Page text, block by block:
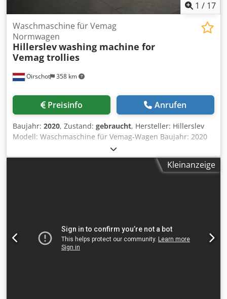
1 / 17
Oirschot 358 km
Waschmaschine für Vemag
Normwagen
Hillerslevwashing machine for
Vemag trollies
Preisinfo Anrufen
Baujahr: 2020, Zustand: gebraucht, Hersteller: Hillerslev
Modell: Waschmaschine für Vemag-Wagen Baujahr: 2020
Zustand: Gebraucht Seriennummer: 3665A-2020 Lager-Nr.:
3391 Kapazität: 40 Standardwagen pro Stunde
Cedpfxozgdn No Aamsrf Beheizung: Direkter DampfKleinanzeige